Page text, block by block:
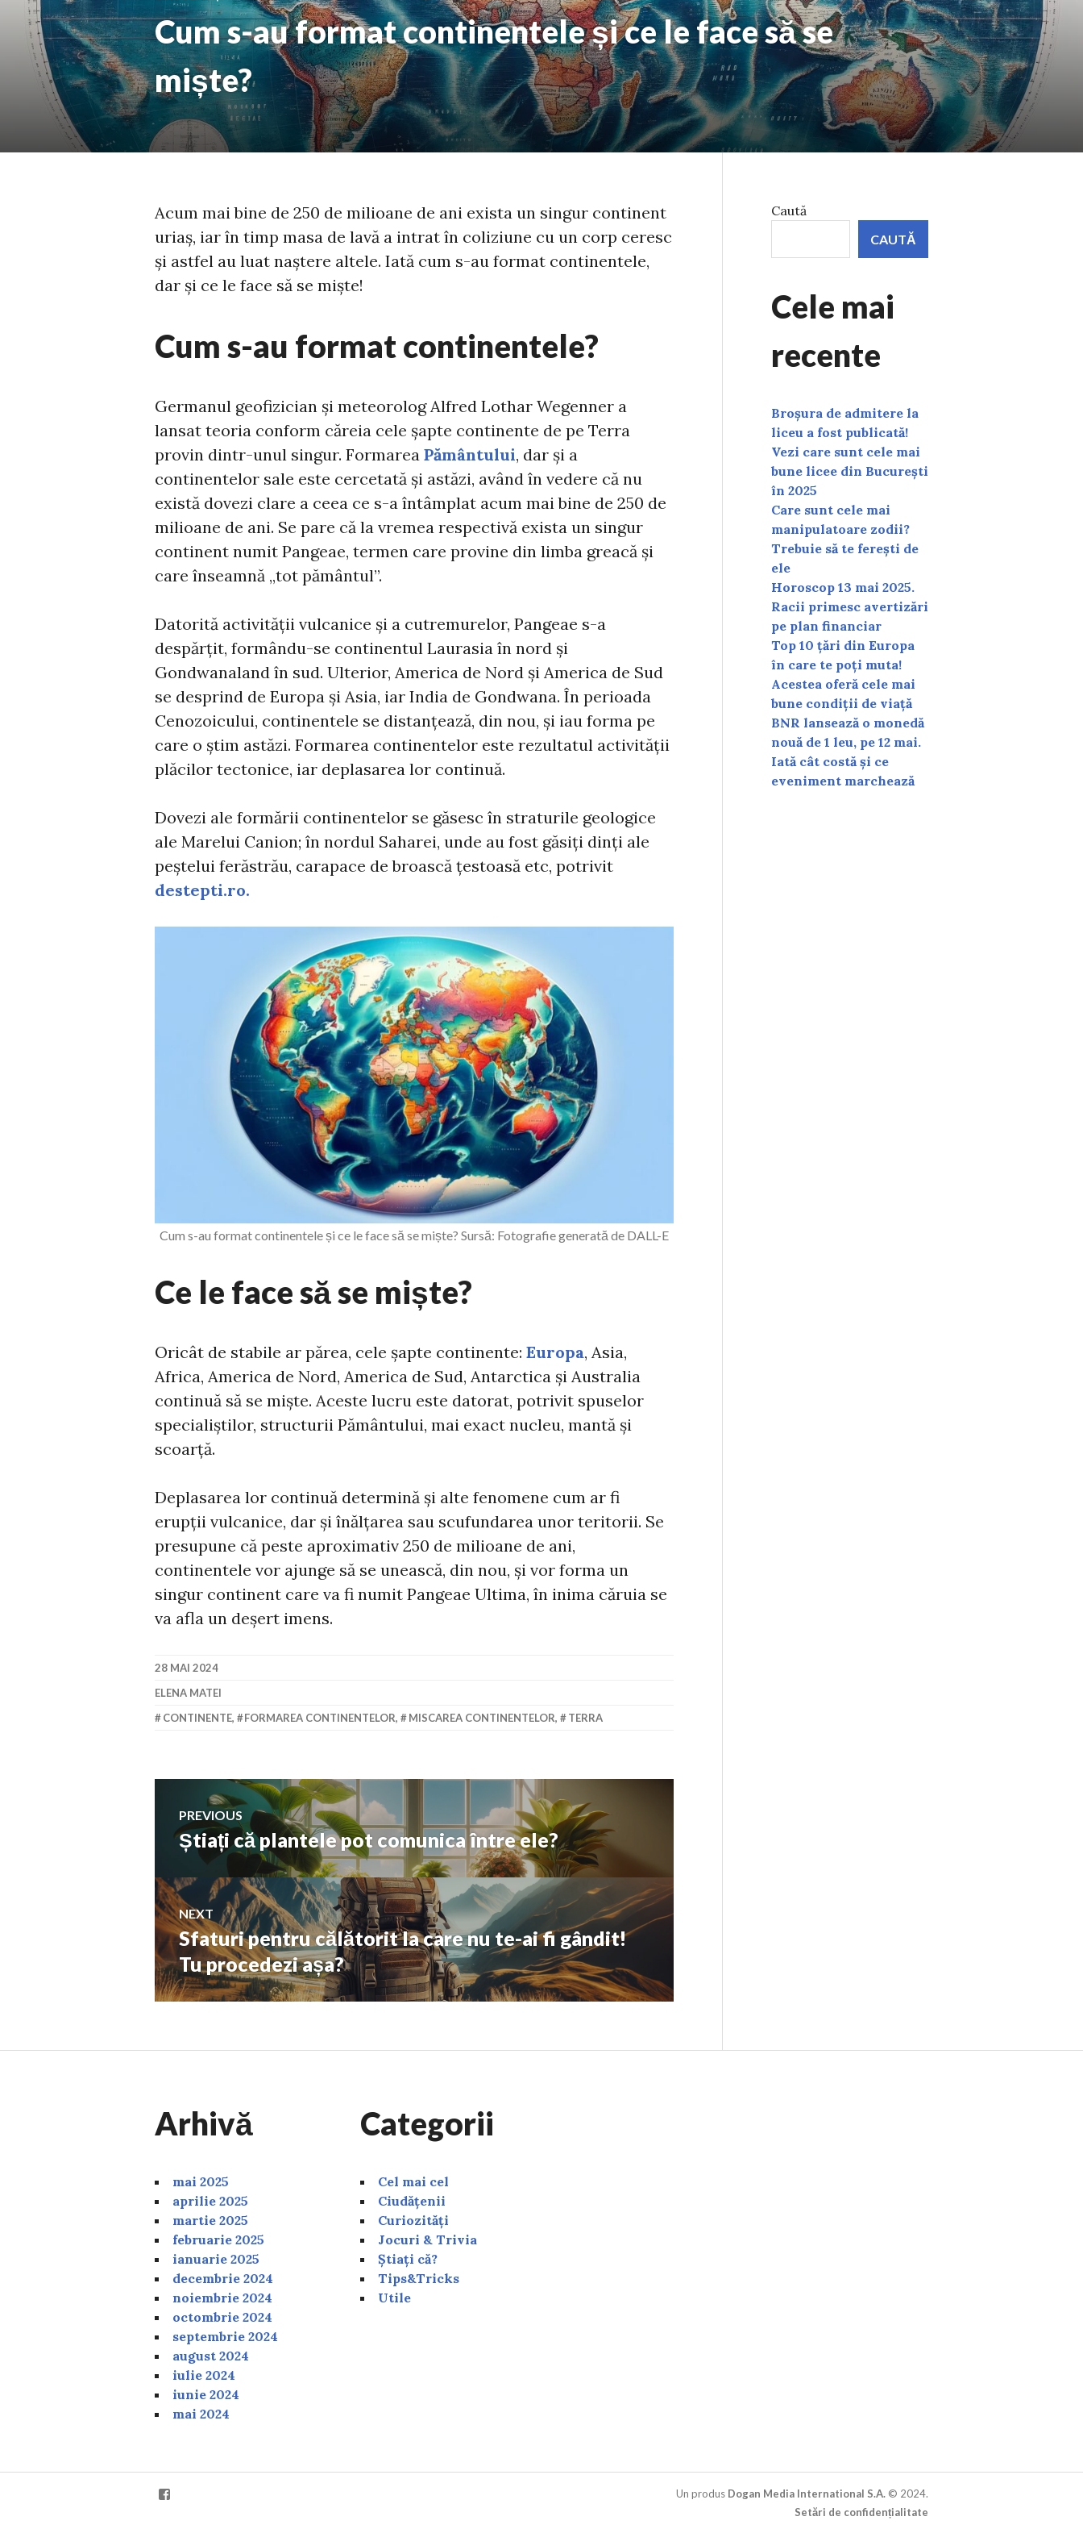
Cum s-au format continentele și ce le face să se
miște?
Acum mai bine de 250 de milioane de ani exista un singur continent
uriaș, iar în timp masa de lavă a intrat în coliziune cu un corp ceresc
și astfel au luat naștere altele. Iată cum s-au format continentele,
dar și ce le face să se miște!
Cum s-au format continentele?
Germanul geofizician și meteorolog Alfred Lothar Wegenner a
lansat teoria conform căreia cele șapte continente de pe Terra
provin dintr-unul singur. Formarea Pământului, dar și a
continentelor sale este cercetată și astăzi, având în vedere că nu
există dovezi clare a ceea ce s-a întâmplat acum mai bine de 250 de
milioane de ani. Se pare că la vremea respectivă exista un singur
continent numit Pangeae, termen care provine din limba greacă și
care înseamnă „tot pământul”.
Datorită activității vulcanice și a cutremurelor, Pangeae s-a
despărțit, formându-se continentul Laurasia în nord și
Gondwanaland în sud. Ulterior, America de Nord și America de Sud
se desprind de Europa și Asia, iar India de Gondwana. În perioada
Cenozoicului, continentele se distanțează, din nou, și iau forma pe
care o știm astăzi. Formarea continentelor este rezultatul activității
plăcilor tectonice, iar deplasarea lor continuă.
Dovezi ale formării continentelor se găsesc în straturile geologice
ale Marelui Canion; în nordul Saharei, unde au fost găsiți dinți ale
peștelui ferăstrău, carapace de broască țestoasă etc, potrivit
destepti.ro.
Cum s-au format continentele și ce le face să se miște? Sursă: Fotografie generată de DALL-E
Ce le face să se miște?
Oricât de stabile ar părea, cele șapte continente: Europa, Asia,
Africa, America de Nord, America de Sud, Antarctica și Australia
continuă să se miște. Aceste lucru este datorat, potrivit spuselor
specialiștilor, structurii Pământului, mai exact nucleu, mantă și
scoarță.
Deplasarea lor continuă determină și alte fenomene cum ar fi
erupții vulcanice, dar și înălțarea sau scufundarea unor teritorii. Se
presupune că peste aproximativ 250 de milioane de ani,
continentele vor ajunge să se unească, din nou, și vor forma un
singur continent care va fi numit Pangeae Ultima, în inima căruia se
va afla un deșert imens.
28 MAI 2024
ELENA MATEI
CONTINENTE, FORMAREA CONTINENTELOR, MISCAREA CONTINENTELOR, TERRA
Navigare
în
articole
PREVIOUS
Previous
post:
Știați că plantele pot comunica între ele?
NEXT
Next
post:
Sfaturi pentru călătorit la care nu te-ai fi gândit!
Tu procedezi așa?
Caută
CAUTĂ
Cele mai
recente
Broșura de admitere la
liceu a fost publicată!
Vezi care sunt cele mai
bune licee din București
în 2025
Care sunt cele mai
manipulatoare zodii?
Trebuie să te ferești de
ele
Horoscop 13 mai 2025.
Racii primesc avertizări
pe plan financiar
Top 10 țări din Europa
în care te poți muta!
Acestea oferă cele mai
bune condiții de viață
BNR lansează o monedă
nouă de 1 leu, pe 12 mai.
Iată cât costă și ce
eveniment marchează
Arhivă
mai 2025
aprilie 2025
martie 2025
februarie 2025
ianuarie 2025
decembrie 2024
noiembrie 2024
octombrie 2024
septembrie 2024
august 2024
iulie 2024
iunie 2024
mai 2024
Categorii
Cel mai cel
Ciudățenii
Curiozități
Jocuri & Trivia
Știați că?
Tips&Tricks
Utile
Un produs Dogan Media International S.A. © 2024.
Setări de confidențialitate